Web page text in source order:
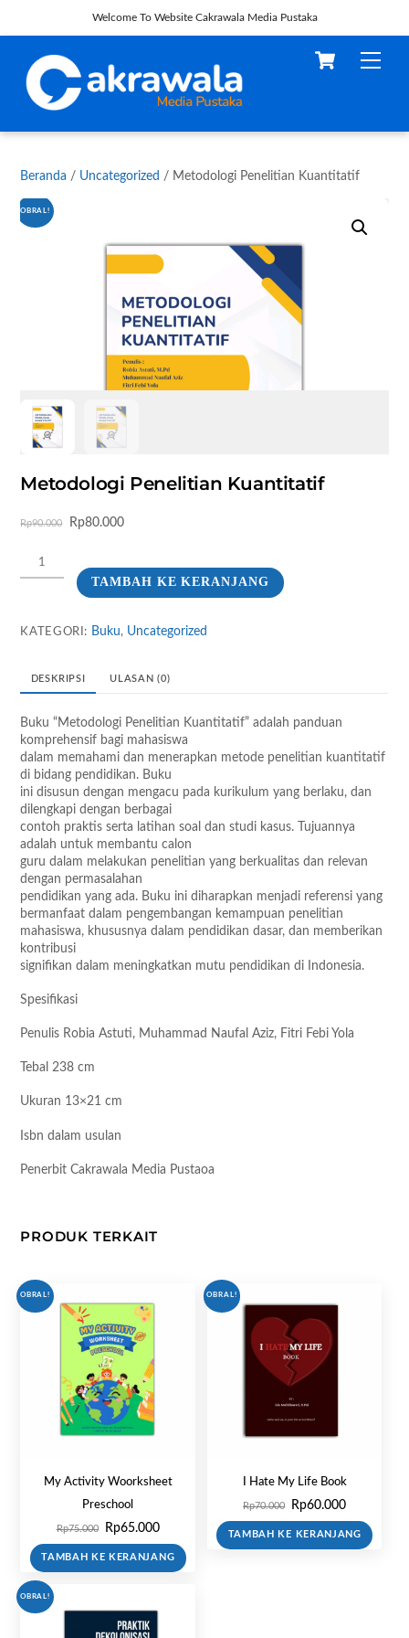
Welcome To Website Cakrawala Media Pustaka
content
Cart
Beranda / Uncategorized / Metodologi Penelitian Kuantitatif
OBRAL!
Metodologi Penelitian Kuantitatif
Rp90.000
Harga
Rp90.000.
Rp80.000Harga
adalah:
Rp80.000.
Kuantitas
Metodologi
TAMBAH KE KERANJANG
KATEGORI: Buku, Uncategorized
DESKRIPSI ULASAN (0)
Buku “Metodologi Penelitian Kuantitatif” adalah panduan
komprehensif bagi mahasiswa
dalam memahami dan menerapkan metode penelitian kuantitatif
di bidang pendidikan. Buku
ini disusun dengan mengacu pada kurikulum yang berlaku, dan
dilengkapi dengan berbagai
contoh praktis serta latihan soal dan studi kasus. Tujuannya
adalah untuk membantu calon
guru dalam melakukan penelitian yang berkualitas dan relevan
dengan permasalahan
pendidikan yang ada. Buku ini diharapkan menjadi referensi yang
bermanfaat dalam pengembangan kemampuan penelitian
mahasiswa, khususnya dalam pendidikan dasar, dan memberikan
kontribusi
signifikan dalam meningkatkan mutu pendidikan di Indonesia.
Spesifikasi
Penulis Robia Astuti, Muhammad Naufal Aziz, Fitri Febi Yola
Tebal 238 cm
Ukuran 13×21 cm
Isbn dalam usulan
Penerbit Cakrawala Media Pustaoa
PRODUK TERKAIT
OBRAL!
My Activity Woorksheet
Preschool
Rp75.000
Harga
aslinya
Rp65.000Harga
saat
TAMBAH KE KERANJANG
OBRAL!
I Hate My Life Book
Rp70.000
Harga
aslinya
Rp60.000Harga
saat
TAMBAH KE KERANJANG
OBRAL!